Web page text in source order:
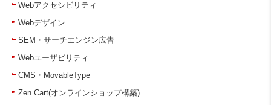
Webアクセシビリティ
Webデザイン
SEM・サーチエンジン広告
Webユーザビリティ
CMS・MovableType
Zen Cart(オンラインショップ構築)